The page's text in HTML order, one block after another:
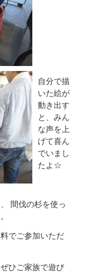
自分で描
いた絵が
動き出す
と、みん
な声を上
げて喜ん
でいまし
たよ☆
間伐の杉を使っ
でご参加いただ
ひご家族で遊び